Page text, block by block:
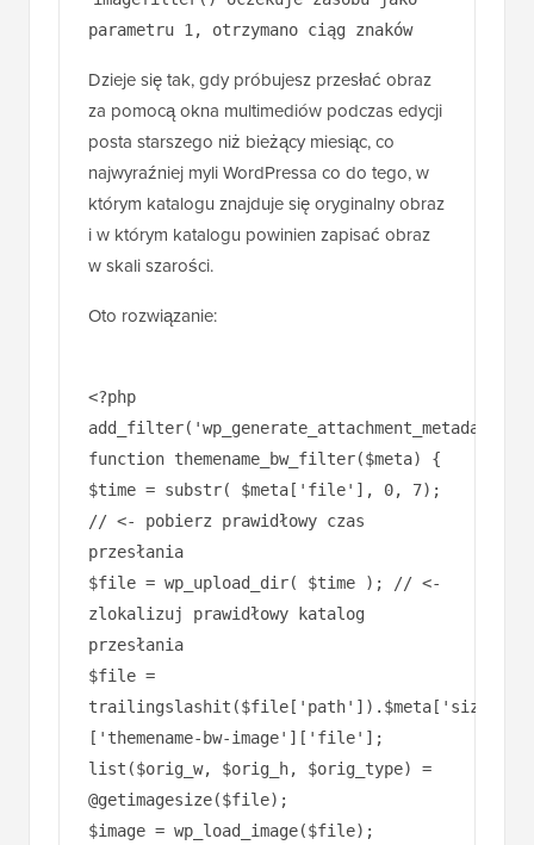
najwyraźniej myli WordPressa co do tego, w
którym katalogu znajduje się oryginalny obraz
i w którym katalogu powinien zapisać obraz
w skali szarości.
Oto rozwiązanie:
<?php
$time = substr( $meta['file'], 0, 7);
przesłania
$file = wp_upload_dir( $time ); // <-
zlokalizuj prawidłowy katalog
przesłania
$file =
trailingslashit($file['path']).$meta['sizes']
['themename-bw-image']['file'];
list($orig_w, $orig_h, $orig_type) =
@getimagesize($file);
$image = wp_load_image($file);
imagefilter($image,
IMG_FILTER_GRAYSCALE);
switch ($orig_type) {
case IMAGETYPE_GIF:
imagegif( $image, $file );